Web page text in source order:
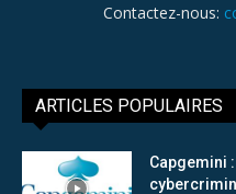
Contactez-nous:
ARTICLES POPULAIRES
Capgemini